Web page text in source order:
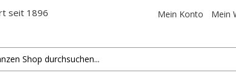
Mein Konto Mein
seit 1896